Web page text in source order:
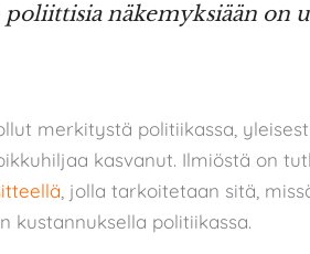
näkemyksiään on
merkitystä politiikassa,
kasvanut. Ilmiöstä on
, jolla tarkoitetaan sitä,
kustannuksella politiikassa.